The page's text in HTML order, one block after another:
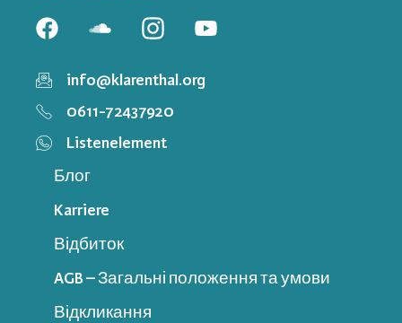
info@klarenthal.org
0611-72437920
Listenelement
Блог
Karriere
Відбиток
AGB – Загальні положення та умови
Відкликання